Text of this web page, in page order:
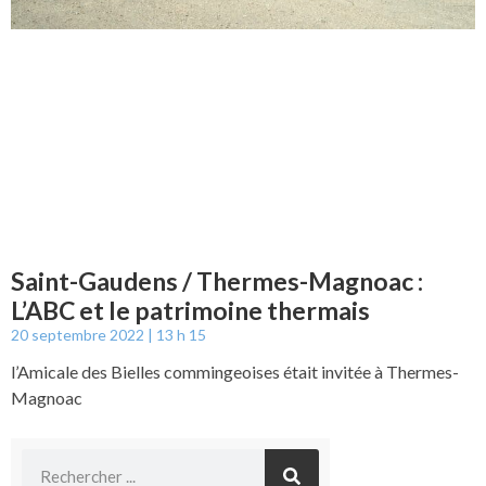
Saint-Gaudens / Thermes-Magnoac :
L’ABC et le patrimoine thermais
20 septembre 2022 13 h 15
l’Amicale des Bielles commingeoises était invitée à Thermes-
Magnoac